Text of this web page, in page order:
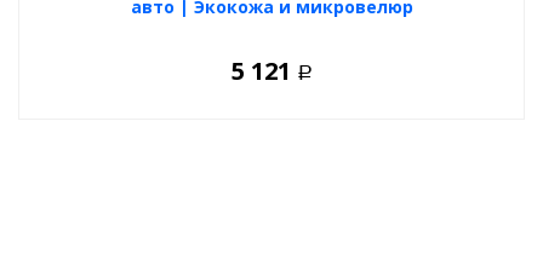
авто | Экокожа и микровелюр
5 121 Р